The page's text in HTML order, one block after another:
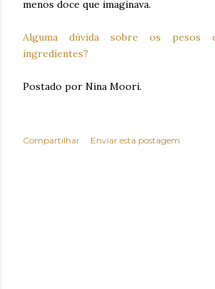
menos doce que imaginava.
Alguma dúvida sobre os pesos
ingredientes?
Postado por Nina Moori.
Compartilhar Enviar esta postagem